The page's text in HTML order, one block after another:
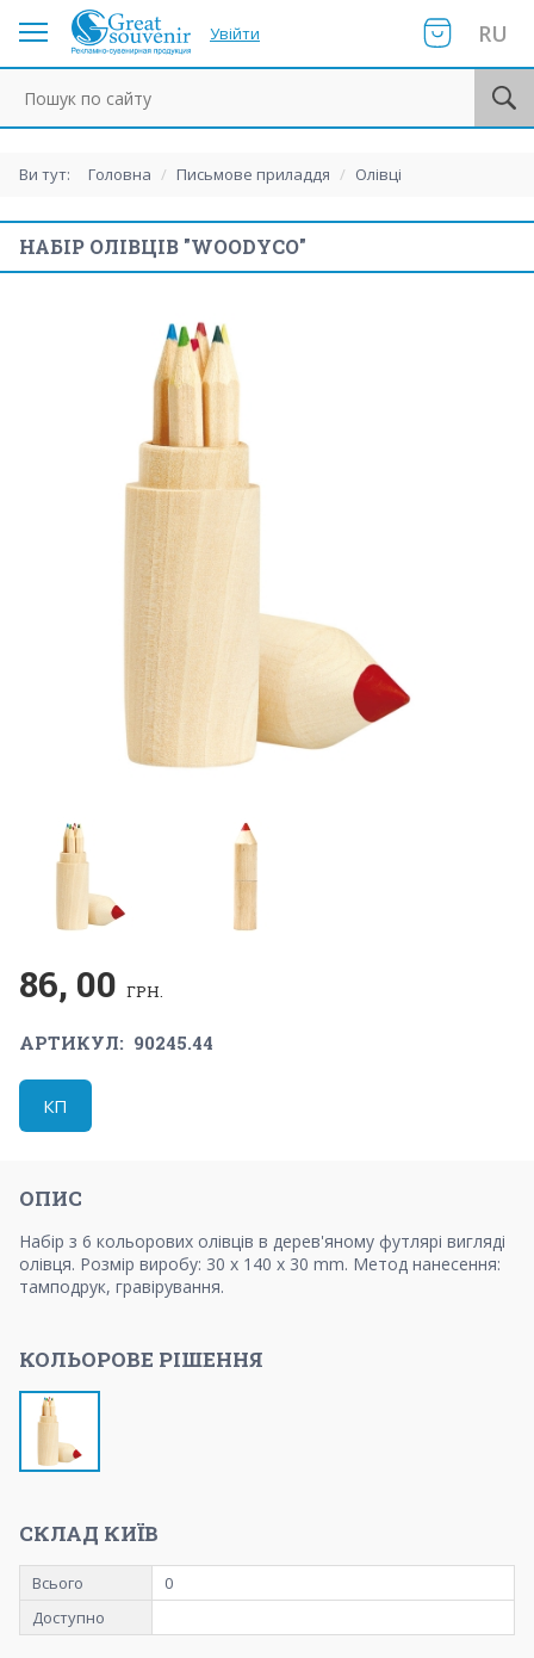
Увійти RU
Ви тут: Головна / Письмове приладдя / Олівці
НАБІР ОЛІВЦІВ "WOODYCO"
86, 00 ГРН.
АРТИКУЛ: 90245.44
КП
ОПИС
Набір з 6 кольорових олівців в дерев'яному футлярі вигляді
олівця. Розмір виробу: 30 x 140 x 30 mm. Метод нанесення:
тамподрук, гравірування.
КОЛЬОРОВЕ РІШЕННЯ
СКЛАД КИЇВ
Всього
0
Доступно